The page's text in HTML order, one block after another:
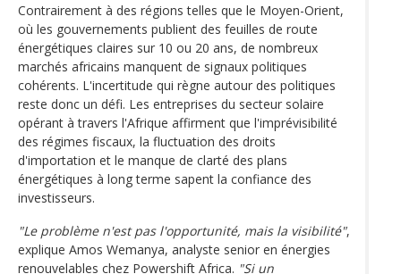
Contrairement à des régions telles que le Moyen-Orient,
où les gouvernements publient des feuilles de route
énergétiques claires sur 10 ou 20 ans, de nombreux
marchés africains manquent de signaux politiques
cohérents. L'incertitude qui règne autour des politiques
reste donc un défi. Les entreprises du secteur solaire
opérant à travers l'Afrique affirment que l'imprévisibilité
des régimes fiscaux, la fluctuation des droits
d'importation et le manque de clarté des plans
énergétiques à long terme sapent la confiance des
investisseurs.
"Le problème n'est pas l'opportunité, mais la visibilité",
explique Amos Wemanya, analyste senior en énergies
renouvelables chez Powershift Africa. "Si un